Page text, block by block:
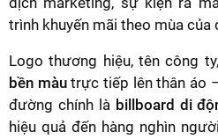
trình khuyến mãi theo mùa của
Logo thương hiệu, tên công
bền màutrực tiếp lên thân áo
đường chính là billboard di
hiệu quả đến hàng nghìn